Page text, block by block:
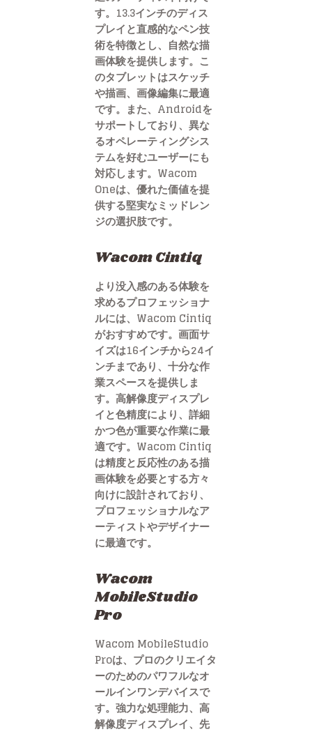
す。13.3インチのディス
プレイと直感的なペン技
術を特徴とし、自然な描
画体験を提供します。こ
のタブレットはスケッチ
や描画、画像編集に最適
です。また、Androidを
サポートしており、異な
るオペレーティングシス
テムを好むユーザーにも
対応します。Wacom
Oneは、優れた価値を提
供する堅実なミッドレン
ジの選択肢です。
Wacom Cintiq
より没入感のある体験を
求めるプロフェッショナ
ルには、Wacom Cintiq
がおすすめです。画面サ
イズは16インチから24イ
ンチまであり、十分な作
業スペースを提供しま
す。高解像度ディスプレ
イと色精度により、詳細
かつ色が重要な作業に最
適です。Wacom Cintiq
は精度と反応性のある描
画体験を必要とする方々
向けに設計されており、
プロフェッショナルなア
ーティストやデザイナー
に最適です。
Wacom
MobileStudio
Pro
Wacom MobileStudio
Proは、プロのクリエイタ
ーのためのパワフルなオ
ールインワンデバイスで
す。強力な処理能力、高
解像度ディスプレイ、先